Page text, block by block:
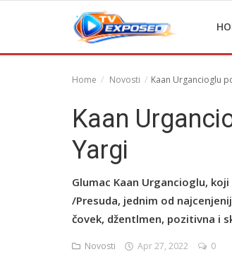
Home Novosti Kaan Urgancioglu
Kaan
Yargi
Glumac Kaan Urgancioglu,
/Presuda, jednim od
čovek, džentlmen, pozitivna i
Novosti Apr 27, 2022 0